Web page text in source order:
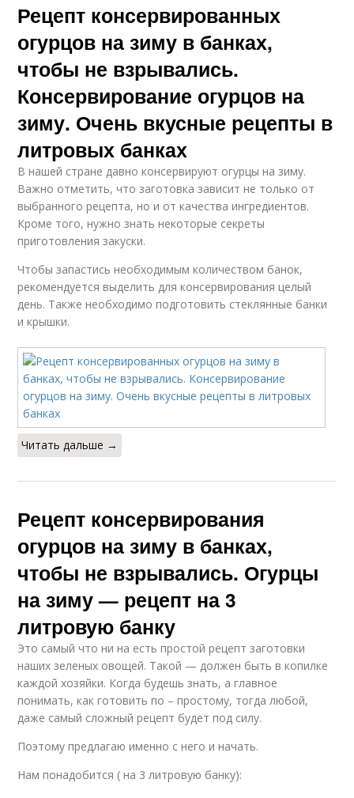
Рецепт консервированных
огурцов на зиму в банках,
чтобы не взрывались.
Консервирование огурцов на
зиму. Очень вкусные рецепты в
литровых банках
В нашей стране давно консервируют огурцы на зиму.
Важно отметить, что заготовка зависит не только от
выбранного рецепта, но и от качества ингредиентов.
Кроме того, нужно знать некоторые секреты
приготовления закуски.
Чтобы запастись необходимым количеством банок,
рекомендуется выделить для консервирования целый
день. Также необходимо подготовить стеклянные банки
и крышки.
Читать дальше →
Рецепт консервирования
огурцов на зиму в банках,
чтобы не взрывались. Огурцы
на зиму — рецепт на 3
литровую банку
Это самый что ни на есть простой рецепт заготовки
наших зеленых овощей. Такой — должен быть в копилке
каждой хозяйки. Когда будешь знать, а главное
понимать, как готовить по – простому, тогда любой,
даже самый сложный рецепт будет под силу.
Поэтому предлагаю именно с него и начать.
Нам понадобится ( на 3 литровую банку):